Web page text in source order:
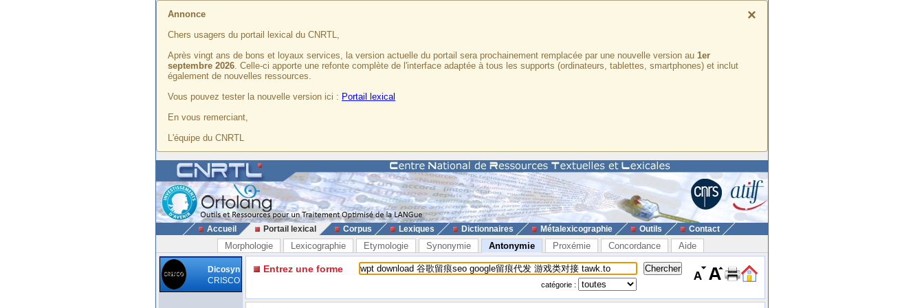
×
Annonce
Chers usagers du portail lexical du CNRTL,
Après vingt ans de bons et loyaux services, la version actuelle du portail sera prochainement remplacée par une nouvelle version au 1er
septembre 2026. Celle-ci apporte une refonte complète de l'interface adaptée à tous les supports (ordinateurs, tablettes, smartphones) et inclut
également de nouvelles ressources.
Vous pouvez tester la nouvelle version ici : Portail lexical
En vous remerciant,
L'équipe du CNRTL
Accueil Portail lexical Corpus Lexiques Dictionnaires Métalexicographie Outils Contact
Morphologie Lexicographie Etymologie Synonymie Antonymie Proxémie Concordance Aide
Dicosyn
CRISCO
Entrez une forme
catégorie :